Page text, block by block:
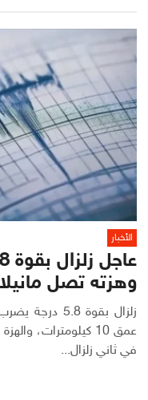
الأخبار
وهزته تصل مانيلا
زلزال بقوة
عمق 10 كيلومترات،
في ثاني زلزال...